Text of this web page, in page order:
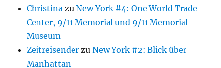
Christina zuNew York #4: One World Trade
Center, 9/11 Memorial und 9/11 Memorial
Museum
Zeitreisender zuNew York #2: Blick über
Manhattan